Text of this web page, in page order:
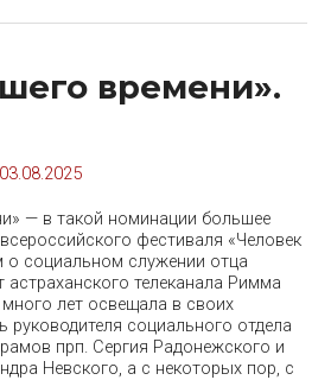
времени».
03.08.2025
— в такой номинации большее
фестиваля «Человек
о социальном служении отца
телеканала Римма
лет освещала в своих
руководителя социального отдела
прп. Сергия Радонежского и
Невского, а с некоторых пор, с